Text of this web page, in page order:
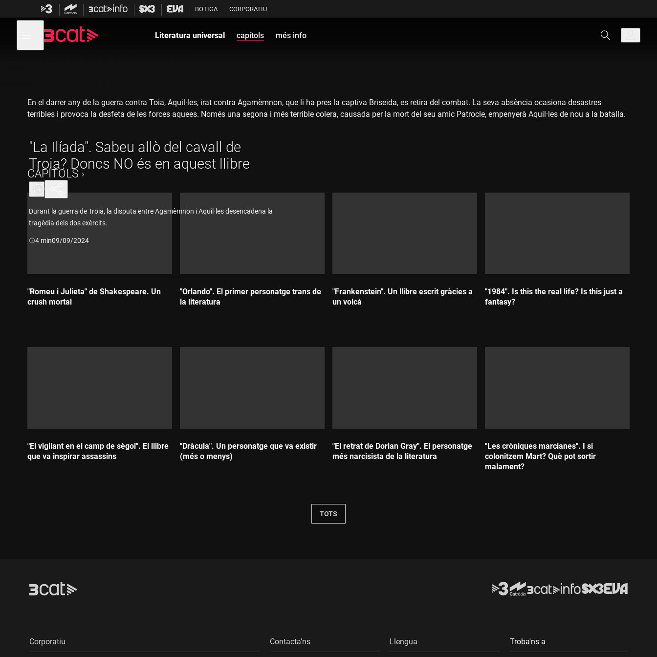
contingut
BOTIGA CORPORATIU
menú
de
Literatura universal capítols més info
"La Ilíada". Sabeu allò del cavall de
Troia? Doncs NO és en aquest llibre
Durant la guerra de Troia, la disputa entre Agamèmnon i Aquil·les desencadena la
tragèdia dels dos exèrcits.
Durada:
4 min09/09/2024
En el darrer any de la guerra contra Toia, Aquil·les, irat contra Agamèmnon, que li ha pres la captiva Briseida, es retira del combat. La seva absència ocasiona desastres
terribles i provoca la desfeta de les forces aquees. Només una segona i més terrible colera, causada per la mort del seu amic Patrocle, empenyerà Aquil·les de nou a la batalla.
CAPÍTOLS
"Romeu i Julieta" de Shakespeare. Un
crush mortal
"Orlando". El primer personatge trans de
la literatura
"Frankenstein". Un llibre escrit gràcies a
un volcà
"1984". Is this the real life? Is this just a
fantasy?
"El vigilant en el camp de sègol". El llibre
que va inspirar assassins
"Dràcula". Un personatge que va existir
(més o menys)
"El retrat de Dorian Gray". El personatge
més narcisista de la literatura
"Les cròniques marcianes". I si
colonitzem Mart? Què pot sortir
malament?
TOTS
Corporatiu Contacta'ns Llengua Troba'ns a